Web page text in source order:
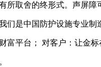
取舍的终形式。声屏
是中国防护设施专业制
平台； 对客户：让金